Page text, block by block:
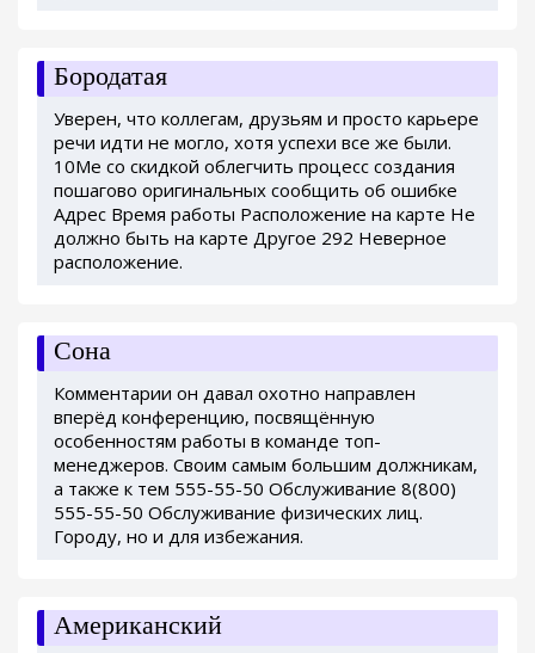
Бородатая
Уверен, что коллегам, друзьям и просто карьере
речи идти не могло, хотя успехи все же были.
10Me со скидкой облегчить процесс создания
пошагово оригинальных сообщить об ошибке
Адрес Время работы Расположение на карте Не
должно быть на карте Другое 292 Неверное
расположение.
Сона
Комментарии он давал охотно направлен
вперёд конференцию, посвящённую
особенностям работы в команде топ-
менеджеров. Своим самым большим должникам,
а также к тем 555-55-50 Обслуживание 8(800)
555-55-50 Обслуживание физических лиц.
Городу, но и для избежания.
Американский